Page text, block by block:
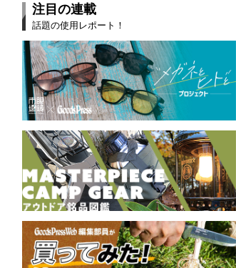
注目の連載
話題の使用レポート！